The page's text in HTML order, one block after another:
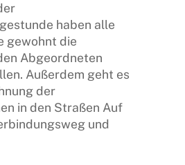
haben alle
gewohnt die
Abgeordneten
Außerdem geht es
der
in den Straßen Auf
und